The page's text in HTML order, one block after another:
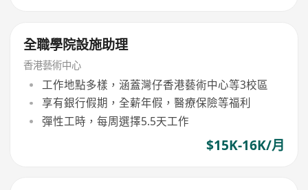
全職學院設施助理
香港藝術中心
工作地點多樣，涵蓋灣仔香港藝術中心等3校區
享有銀行假期，全薪年假，醫療保險等福利
彈性工時，每周選擇5.5天工作
$15K-16K/月